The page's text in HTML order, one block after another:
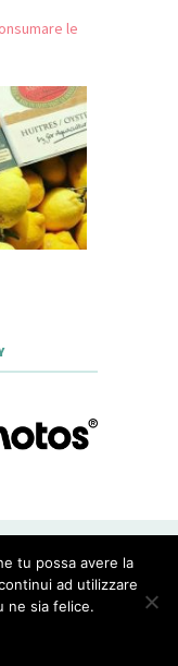
le
BY
tu possa avere la
ad utilizzare
ne sia felice.